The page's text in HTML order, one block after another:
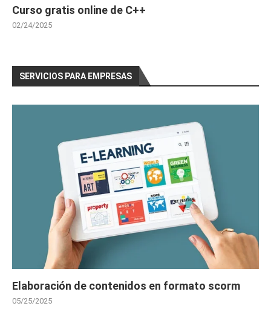
Curso gratis online de C++
02/24/2025
SERVICIOS PARA EMPRESAS
Elaboración de contenidos en formato scorm
05/25/2025